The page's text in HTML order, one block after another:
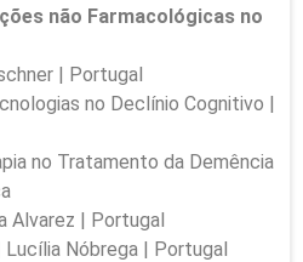
não Farmacológicas no
| Portugal
no Declínio Cognitivo |
no Tratamento da Demência
Alvarez | Portugal
Nóbrega | Portugal